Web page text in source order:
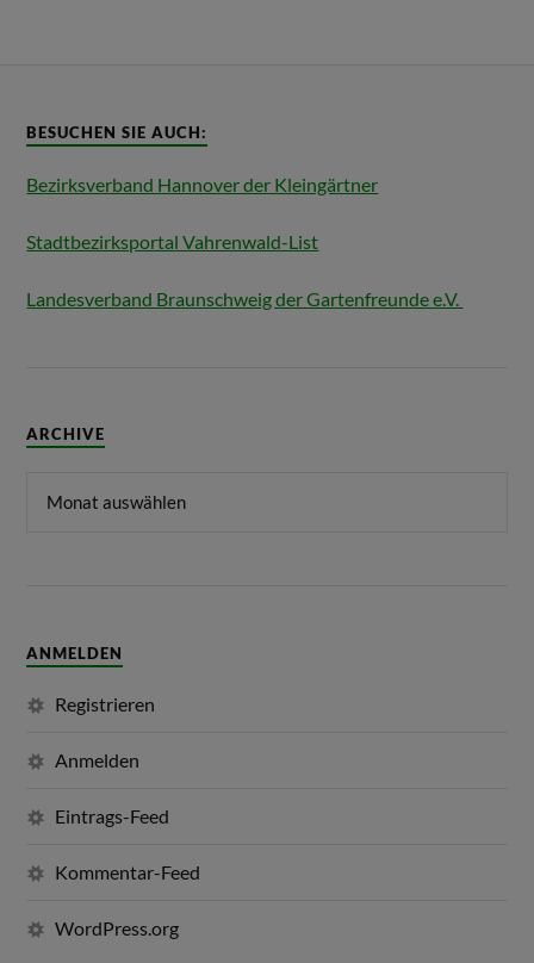
BESUCHEN SIE AUCH:
Bezirksverband Hannover der Kleingärtner
Stadtbezirksportal Vahrenwald-List
Landesverband Braunschweig der Gartenfreunde e.V.
ARCHIVE
ANMELDEN
Registrieren
Anmelden
Eintrags-Feed
Kommentar-Feed
WordPress.org